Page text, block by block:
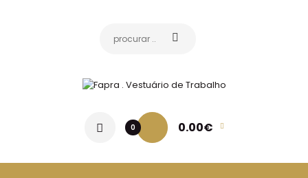
0 0.00€